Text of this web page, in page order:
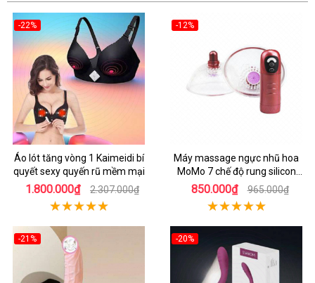
-22%
Áo lót tăng vòng 1 Kaimeidi bí
quyết sexy quyến rũ mềm mại
1.800.000₫ 2.307.000₫
-12%
Máy massage ngực nhũ hoa
MoMo 7 chế độ rung silicon
mềm mại
850.000₫ 965.000₫
-21% -20%